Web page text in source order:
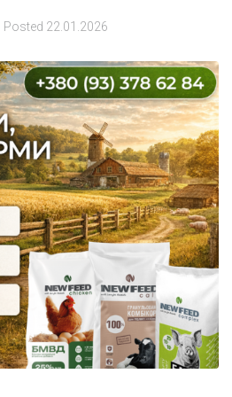
Posted 22.01.2026